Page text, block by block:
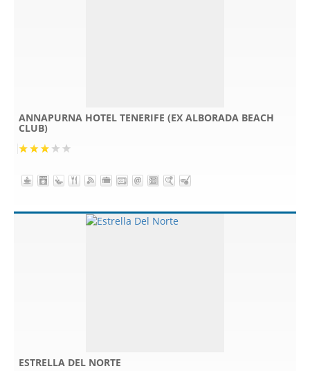
ANNAPURNA HOTEL TENERIFE (EX ALBORADA BEACH
CLUB)
ESTRELLA DEL NORTE